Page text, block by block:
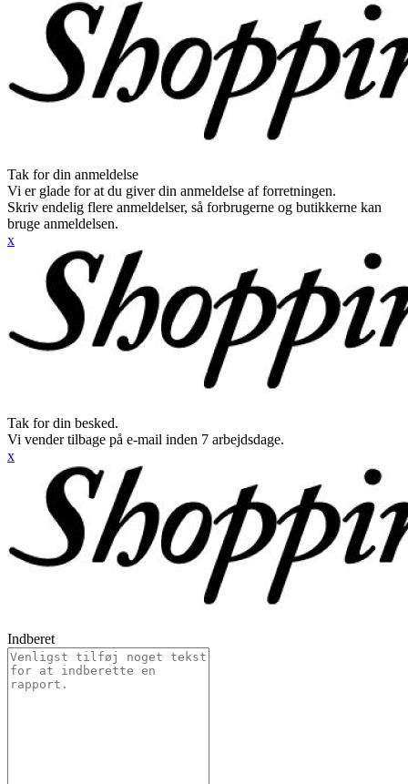
Tak for din anmeldelse
Vi er glade for at du giver din anmeldelse af forretningen.
Skriv endelig flere anmeldelser, så forbrugerne og butikkerne kan
bruge anmeldelsen.
x
Tak for din besked.
Vi vender tilbage på e-mail inden 7 arbejdsdage.
x
Indberet